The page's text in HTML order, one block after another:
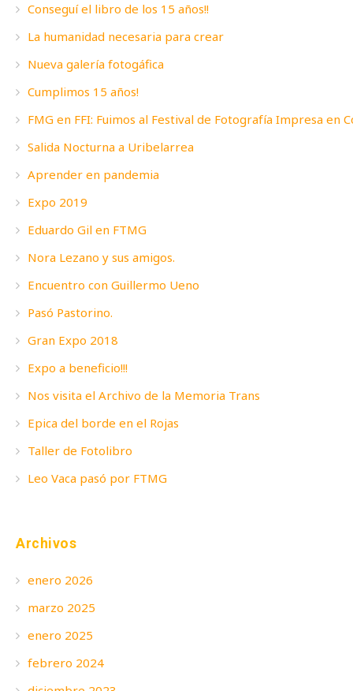
Conseguí el libro de los 15 años!!
La humanidad necesaria para crear
Nueva galería fotogáfica
Cumplimos 15 años!
FMG en FFI: Fuimos al Festival de Fotografía Impresa en
Salida Nocturna a Uribelarrea
Aprender en pandemia
Expo 2019
Eduardo Gil en FTMG
Nora Lezano y sus amigos.
Encuentro con Guillermo Ueno
Pasó Pastorino.
Gran Expo 2018
Expo a beneficio!!!
Nos visita el Archivo de la Memoria Trans
Epica del borde en el Rojas
Taller de Fotolibro
Leo Vaca pasó por FTMG
Archivos
enero 2026
marzo 2025
enero 2025
febrero 2024